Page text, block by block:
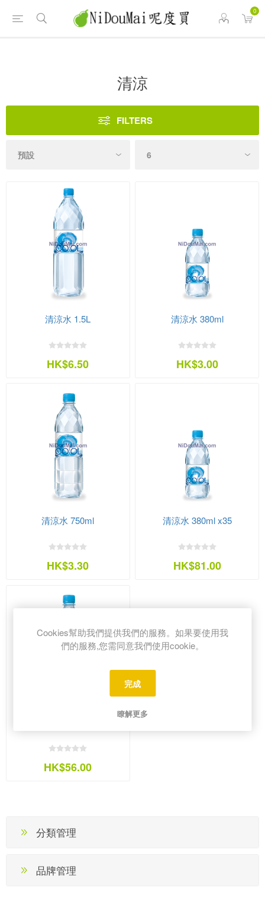
0
清涼
FILTERS
清涼水 1.5L
HK$6.50
清涼水 380ml
HK$3.00
清涼水 750ml
HK$3.30
清涼水 380ml x35
HK$81.00
HK$56.00
分類管理
品牌管理
Cookies幫助我們提供我們的服務。如果要使用我
們的服務,您需同意我們使用cookie。
完成
瞭解更多